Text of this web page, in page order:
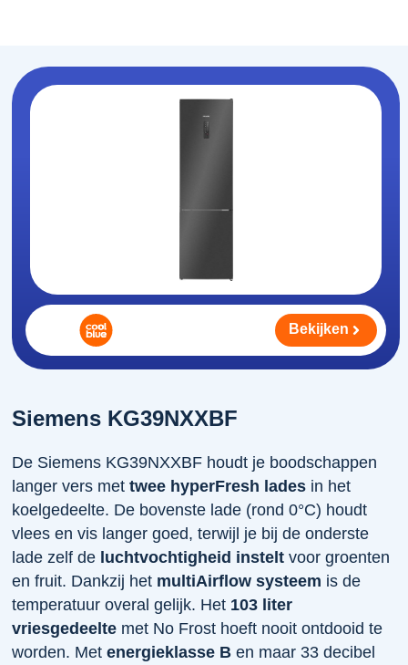
Siemens KG39NXXBF
De Siemens KG39NXXBF houdt je boodschappen
langer vers mettwee hyperFresh lades in het
koelgedeelte. De bovenste lade (rond 0°C) houdt
vlees en vis langer goed, terwijl je bij de onderste
lade zelf de luchtvochtigheid instelt voor groenten
en fruit. Dankzij het multiAirflow systeem is de
temperatuur overal gelijk. Het 103 liter
vriesgedeelte met No Frost hoeft nooit ontdooid te
worden. Metenergieklasse B en maar 33 decibel
Bekijken